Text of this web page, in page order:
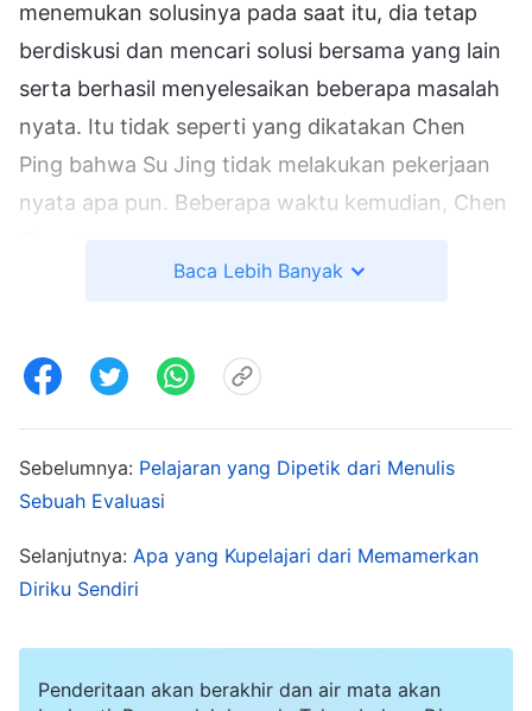
menemukan solusinya pada saat itu, dia tetap
berdiskusi dan mencari solusi bersama yang lain
serta berhasil menyelesaikan beberapa masalah
nyata. Itu tidak seperti yang dikatakan Chen
Ping bahwa Su Jing tidak melakukan pekerjaan
nyata apa pun. Beberapa waktu kemudian, Chen
"Pandanganku mungkin tidak sepenuhnya tepat.
seharusnya kamu mengenalnya lebih baik.
Bagaimana menurutmu?" Jadi, aku menyebutkan
kelebihan dan kelemahan Su Jing. Saat aku
menyebutkan kelemahan Su Jing, Chen Ping
terlihat sangat senang, tetapi saat aku
membicarakan kelebihan Su Jing, Chen Ping
tampak tidak senang dan tidak mau
dia berkata, "Mungkin aku bersikap bias
terhadap Su Jing." Setelah itu, Chen Ping tidak
Baca Lebih Banyak
Sebelumnya: Pelajaran yang Dipetik dari Menulis
Sebuah Evaluasi
Selanjutnya: Apa yang Kupelajari dari Memamerkan
Diriku Sendiri
Penderitaan akan berakhir dan air mata akan